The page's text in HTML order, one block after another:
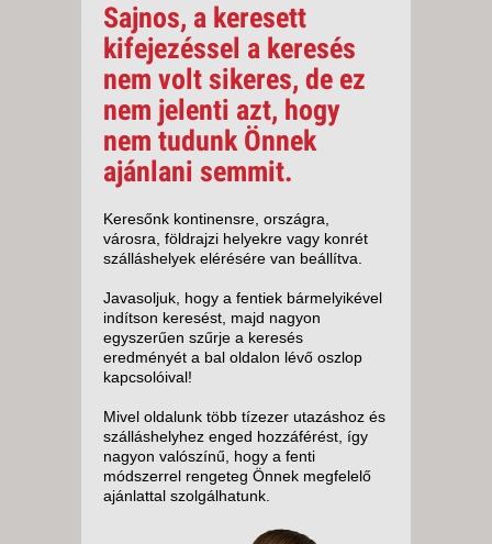
Sajnos, a keresett
kifejezéssel a keresés
nem volt sikeres, de ez
nem jelenti azt, hogy
nem tudunk Önnek
ajánlani semmit.
Keresőnk kontinensre, országra,
városra, földrajzi helyekre vagy konrét
szálláshelyek elérésére van beállítva.
Javasoljuk, hogy a fentiek bármelyikével
indítson keresést, majd nagyon
egyszerűen szűrje a keresés
eredményét a bal oldalon lévő oszlop
kapcsolóival!
Mivel oldalunk több tízezer utazáshoz és
szálláshelyhez enged hozzáférést, így
nagyon valószínű, hogy a fenti
módszerrel rengeteg Önnek megfelelő
ajánlattal szolgálhatunk.